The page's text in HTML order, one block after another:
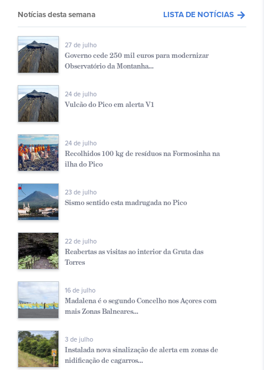
Notícias desta semana LISTA DE NOTÍCIAS arrow_forward
27 de julho
Governo cede 250 mil euros para modernizar
Observatório da Montanha...
24 de julho
Vulcão do Pico em alerta V1
24 de julho
Recolhidos 100 kg de resíduos na Formosinha na
ilha do Pico
23 de julho
Sismo sentido esta madrugada no Pico
22 de julho
Reabertas as visitas ao interior da Gruta das
Torres
16 de julho
Madalena é o segundo Concelho nos Açores com
mais Zonas Balneares...
3 de julho
Instalada nova sinalização de alerta em zonas de
nidificação de cagarros...